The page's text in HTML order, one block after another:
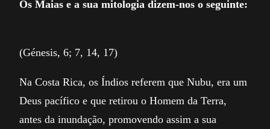
Os Maias e a sua mitologia dizem-nos o seguinte:
(Génesis, 6; 7, 14, 17)
Na Costa Rica, os Índios referem que Nubu, era um
Deus pacífico e que retirou o Homem da Terra,
antes da inundação, promovendo assim a sua